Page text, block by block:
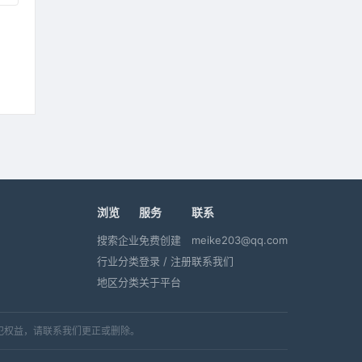
浏览
搜索企业
行业分类
地区分类
服务
免费创建
登录 / 注册
关于平台
联系
meike203@qq.com
联系我们
益，请联系我们更正或删除。